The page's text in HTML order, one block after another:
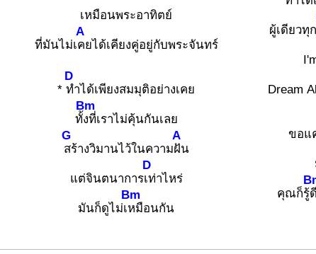
เหมือนพระอาทิตย์
ที่มันไม่เ
A
คยได้เคียงคู่อยู่กับพระจันทร์
*
D
ทำได้เพียงสมมุติอย่างเคย
ทั้
Bm
งที่เราไม่คุ้นกันเลย
G
สร้างวิมานไว้ในความ
A
ฝัน
แต่จินตนาการ
D
เท่าไหร่
มันก็ดูไม่เ
Bm
หมือนกัน
ผู้เดียวทุก
Dream
ขอแ
คุณก็รู้